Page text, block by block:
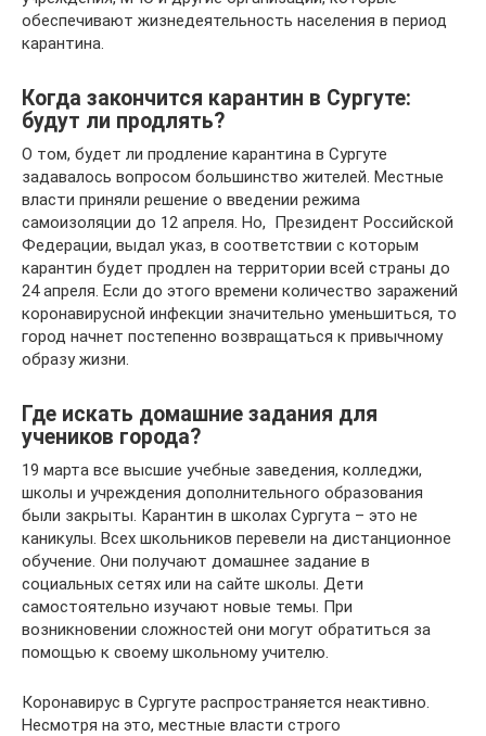
обеспечивают жизнедеятельность населения в период
карантина.
Когда закончится карантин в Сургуте:
будут ли продлять?
О том, будет ли продление карантина в Сургуте
задавалось вопросом большинство жителей. Местные
власти приняли решение о введении режима
самоизоляции до 12 апреля. Но, Президент Российской
Федерации, выдал указ, в соответствии с которым
карантин будет продлен на территории всей страны до
24 апреля. Если до этого времени количество заражений
коронавирусной инфекции значительно уменьшиться, то
город начнет постепенно возвращаться к привычному
образу жизни.
Где искать домашние задания для
учеников города?
19 марта все высшие учебные заведения, колледжи,
школы и учреждения дополнительного образования
были закрыты. Карантин в школах Сургута – это не
каникулы. Всех школьников перевели на дистанционное
обучение. Они получают домашнее задание в
социальных сетях или на сайте школы. Дети
самостоятельно изучают новые темы. При
возникновении сложностей они могут обратиться за
помощью к своему школьному учителю.
Коронавирус в Сургуте распространяется неактивно.
Несмотря на это, местные власти строго